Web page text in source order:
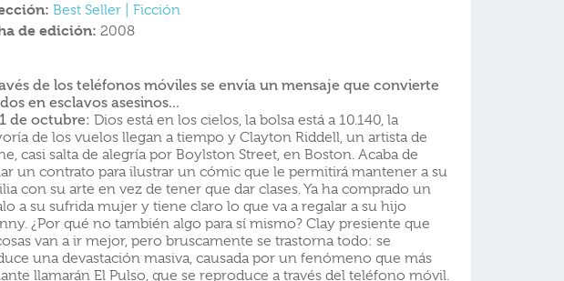
Best Seller | Ficción
de edición: 2008
de los teléfonos móviles se envía un mensaje que convierte
en esclavos asesinos...
de octubre: Dios está en los cielos, la bolsa está a 10.140, la
de los vuelos llegan a tiempo y Clayton Riddell, un artista de
casi salta de alegría por Boylston Street, en Boston. Acaba de
un contrato para ilustrar un cómic que le permitirá mantener a su
con su arte en vez de tener que dar clases. Ya ha comprado un
a su sufrida mujer y tiene claro lo que va a regalar a su hijo
¿Por qué no también algo para sí mismo? Clay presiente que
van a ir mejor, pero bruscamente se trastorna todo: se
una devastación masiva, causada por un fenómeno que más
llamarán El Pulso, que se reproduce a través del teléfono móvil.